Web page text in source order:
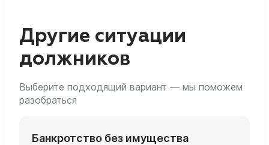
Другие ситуации
должников
Выберите подходящий вариант — мы поможем
разобраться
Банкротство без имущества